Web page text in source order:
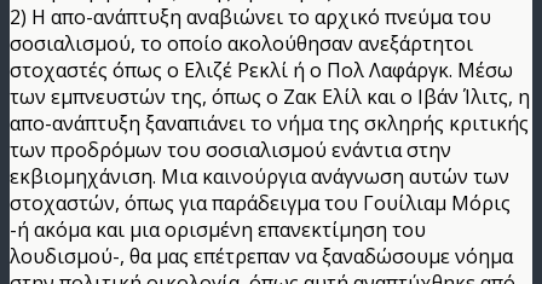
2) Η απο-ανάπτυξη αναβιώνει το αρχικό πνεύμα του
σοσιαλισμού, το οποίο ακολούθησαν ανεξάρτητοι
στοχαστές όπως ο Ελιζέ Ρεκλί ή ο Πολ Λαφάργκ. Μέσω
των εμπνευστών της, όπως ο Ζακ Ελίλ και ο Ιβάν Ίλιτς, η
απο-ανάπτυξη ξαναπιάνει το νήμα της σκληρής κριτικής
των προδρόμων του σοσιαλισμού ενάντια στην
εκβιομηχάνιση. Μια καινούργια ανάγνωση αυτών των
στοχαστών, όπως για παράδειγμα του Γουίλιαμ Μόρις
-ή ακόμα και μια ορισμένη επανεκτίμηση του
λουδισμού-, θα μας επέτρεπαν να ξαναδώσουμε νόημα